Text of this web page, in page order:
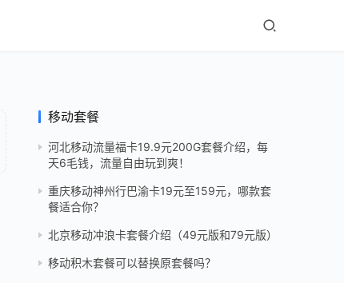
移动套餐
河北移动流量福卡19.9元200G套餐介绍，每
天6毛钱，流量自由玩到爽！
重庆移动神州行巴渝卡19元至159元，哪款套
餐适合你？
北京移动冲浪卡套餐介绍（49元版和79元版）
移动积木套餐可以替换原套餐吗？